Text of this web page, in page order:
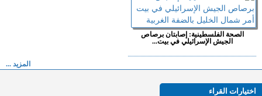
الصحة الفلسطينية: إصابتان برصاص
الجيش الإسرائيلي في بيت...
المزيد ...
اختيارات القراء